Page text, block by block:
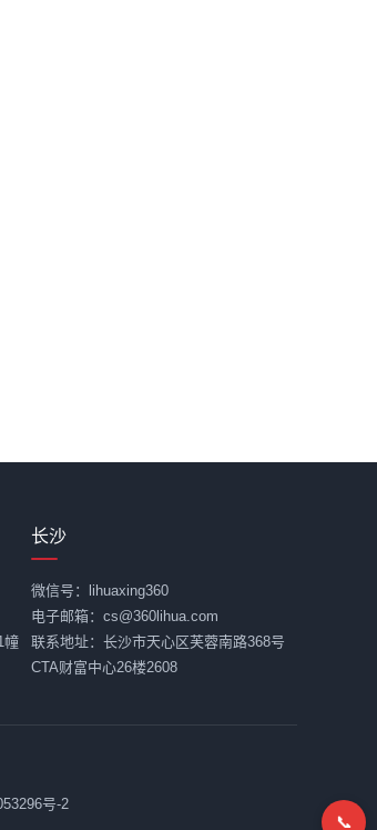
📞
幢
长沙
微信号：lihuaxing360
电子邮箱：cs@360lihua.com
联系地址：长沙市天心区芙蓉南路368号
CTA财富中心26楼2608
号-2